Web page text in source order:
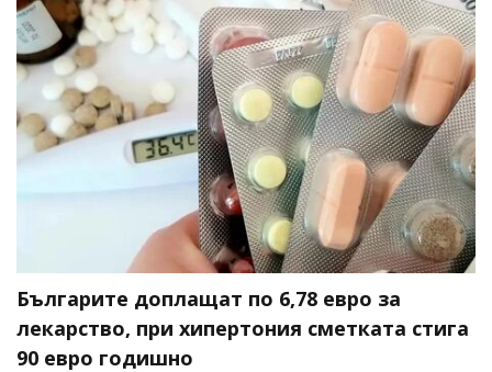
Българите доплащат по 6,78 евро за
лекарство, при хипертония сметката стига
90 евро годишно